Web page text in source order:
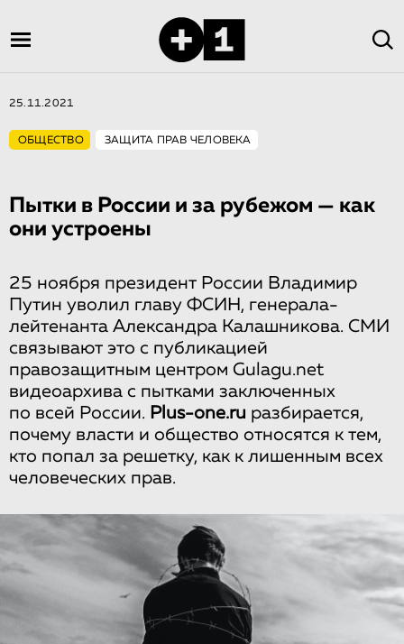
25.11.2021
ОБЩЕСТВО ЗАЩИТА ПРАВ ЧЕЛОВЕКА
Пытки в России и за рубежом — как
они устроены
25 ноября президент России Владимир
Путин уволил главу ФСИН, генерала-
лейтенанта Александра Калашникова. СМИ
связывают это с публикацией
правозащитным центром Gulagu.net
видеоархива с пытками заключенных
по всей России. Plus-one.ru разбирается,
почему власти и общество относятся к тем,
кто попал за решетку, как к лишенным всех
человеческих прав.